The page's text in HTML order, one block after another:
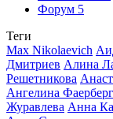
Форум 5
Теги
Max Nikolaevich
Дмитриев Алина
Решетникова
Ангелина Фаерберг
Журавлева Анна